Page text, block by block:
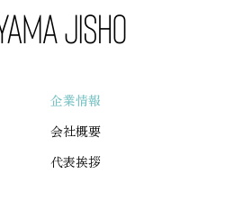
企業情報
会社概要
代表挨拶